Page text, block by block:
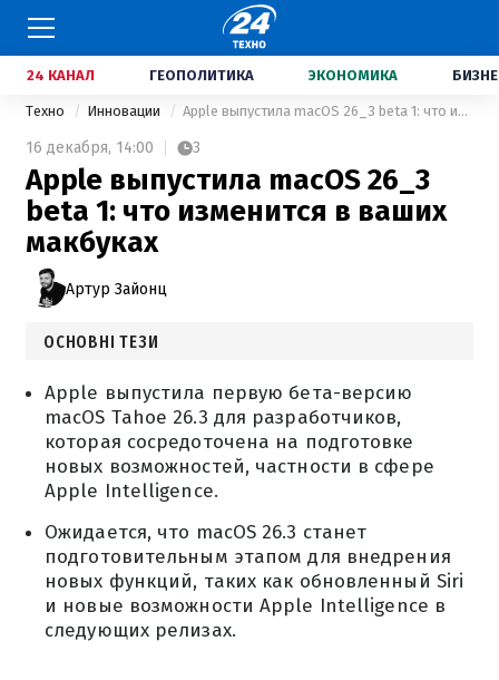
24 КАНАЛ ГЕОПОЛИТИКА ЭКОНОМИКА
Техно Инновации Apple выпустила macOS 26_3 beta 1: что изменится в ваших макбуках
16 декабря, 14:00 3
Apple выпустила macOS 26_3
beta 1: что изменится в ваших
макбуках
Артур Зайонц
ОСНОВНІ ТЕЗИ
Apple выпустила первую бета-версию
macOS Tahoe 26.3 для разработчиков,
которая сосредоточена на подготовке
новых возможностей, частности в сфере
Apple Intelligence.
Ожидается, что macOS 26.3 станет
подготовительным этапом для внедрения
новых функций, таких как обновленный Siri
и новые возможности Apple Intelligence в
следующих релизах.